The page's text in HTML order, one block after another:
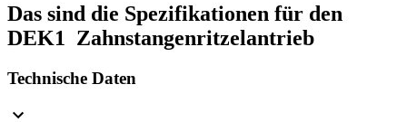
Das sind die Spezifikationen für den
DEK1 Zahnstangenritzelantrieb
Technische Daten